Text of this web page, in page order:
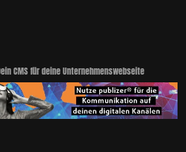
CMS für deine Unternehmenswebseite